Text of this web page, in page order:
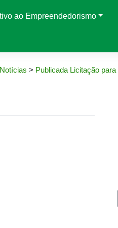
ao Empreendedorismo
Notícias > Publicada Licitação